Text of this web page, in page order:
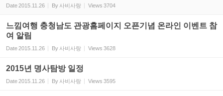
Date2015.11.26 By 사비사랑 Views 3704
느낌여행 충청남도 관광홈페이지 오픈기념 온라인 이벤트 참
여 알림
Date2015.11.26 By 사비사랑 Views 3628
2015년 명사탐방 일정
Date2015.11.26 By 사비사랑 Views 3595